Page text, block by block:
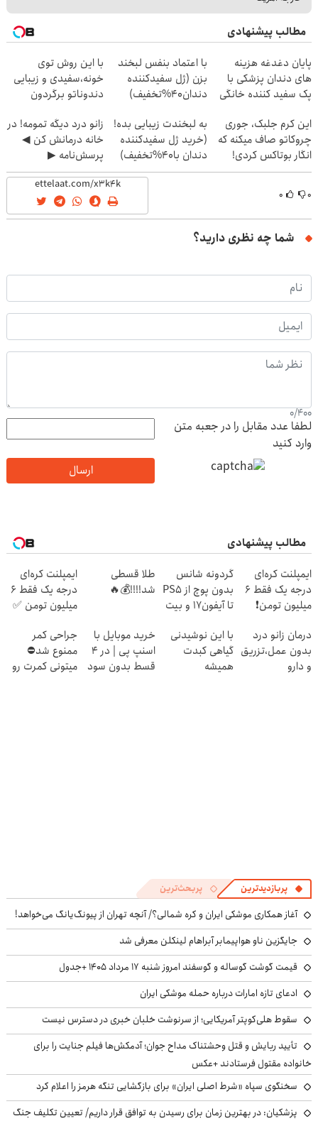
مطالب پیشنهادی
پایان دغدغه هزینه
های دندان پزشکی با
پک سفید کننده خانگی
با اعتماد بنفس لبخند
بزن (ژل سفیدکننده
دندان40%تخفیف)
با این روش توی
خونه،سفیدی و زیبایی
دندوناتو برگردون
این کرم جلبک، جوری
چروکاتو صاف میکنه که
انگار بوتاکس کردی!
(تخفیف ویژه)
به لبخندت زیبایی بده!
(خرید ژل سفیدکننده
دندان با40%تخفیف)
زانو درد دیگه تمومه! در
خانه درمانش کن ◀
پرسش‌نامه ▶
۰ ۰
شما چه نظری دارید؟
0/400
لطفا عدد مقابل را در جعبه متن
وارد کنید
ارسال
مطالب پیشنهادی
ایمپلنت کره‌ای
درجه یک فقط 6
میلیون تومن❗
گردونه شانس
بدون پوچ از PS5
تا آیفون17 و بیت
طلا قسطی
شد!!!!💰🔥
ایمپلنت کره‌ای
درجه یک فقط 6
میلیون تومن ✅
درمان زانو درد
بدون عمل،تزریق
و دارو
با این نوشیدنی
گیاهی کبدت
همیشه
خرید موبایل با
اسنپ پی | در ۴
قسط بدون سود
جراحی کمر
ممنوع شد⛔
میتونی کمرت رو
پربازدیدترین پربحث‌ترین
آغاز همکاری موشکی ایران و کره شمالی؟/ آنچه تهران از پیونگ‌یانگ می‌خواهد!
جایگزین ناو هواپیمابر آبراهام لینکلن معرفی شد
قیمت گوشت گوساله و گوسفند امروز شنبه ۱۷ مرداد ۱۴۰۵ +جدول
ادعای تازه امارات درباره حمله موشکی ایران
سقوط هلی‌کوپتر آمریکایی؛ از سرنوشت خلبان خبری در دسترس نیست
تأیید ربایش و قتل وحشتناک مداح جوان؛ آدمکش‌ها فیلم جنایت را برای
خانواده مقتول فرستادند +عکس
سخنگوی سپاه «شرط اصلی ایران» برای بازگشایی تنگه هرمز را اعلام کرد
پزشکیان‌: در بهترین زمان برای رسیدن به توافق قرار داریم/ تعیین تکلیف جنگ